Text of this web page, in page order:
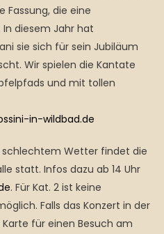
Fassung, die eine
diesem Jahr hat
sie sich für sein Jubiläum
Wir spielen die Kantate
und mit tollen
in-wildbad.de
schlechtem Wetter findet die
statt. Infos dazu ab 14 Uhr
. Für Kat. 2 ist keine
Falls das Konzert in der
für einen Besuch am